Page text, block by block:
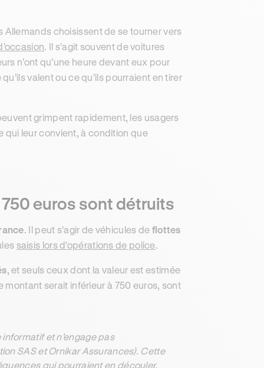
choisissent de se tourner vers
. Il s’agit souvent de voitures
n’ont qu’une heure devant eux pour
valent ou ce qu’ils pourraient en tirer
grimpent rapidement, les usagers
qui leur convient, à condition que
750 euros sont détruits
. Il peut s’agir de véhicules de flottes
saisis lors d’opérations de police.
, et seuls ceux dont la valeur est estimée
montant serait inférieur à 750 euros, sont
et n’engage pas
SAS et Ornikar Assurances). Cette
qui pourraient en découler.